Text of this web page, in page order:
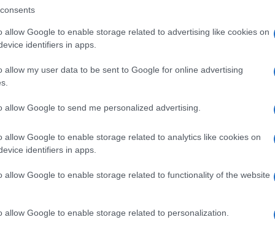
allow Google to enable storage related to advertising like cookies on
identifiers in apps.
allow my user data to be sent to Google for online advertising
allow Google to send me personalized advertising.
allow Google to enable storage related to analytics like cookies on
identifiers in apps.
allow Google to enable storage related to functionality of the website
allow Google to enable storage related to personalization.
Burnleylunedì 18 maggio alle 20:00 BST e due
incontri possono avere impatti sia in chiave
precedente, con le partite TBC che possono